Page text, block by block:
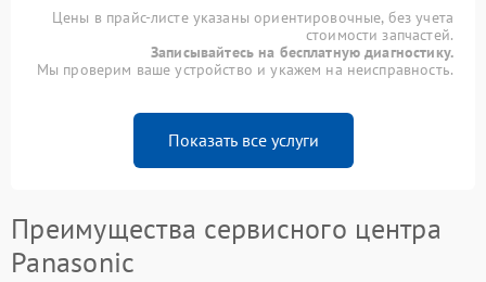
Цены в прайс-листе указаны ориентировочные, без учета
стоимости запчастей.
Записывайтесь на бесплатную диагностику.
Мы проверим ваше устройство и укажем на неисправность.
Показать все услуги
Преимущества сервисного центра
Panasonic